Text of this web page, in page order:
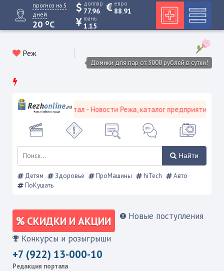
прогноз на 5
дней
20 oC
доллар
77.96
евро
88.91
юань
1.15
Реж
Домики для пар от 3000 рублей в сутки!
городской портал - Новости Режа, каталог предприятий,
Найти
Детям Здоровье ПроМашины hiTech
Авто
ПоКушать
СКИДКИ И АКЦИИ Новые поступления
Конкурсы и розыгрыши
+7 (922) 13-000-10
Редакция портала